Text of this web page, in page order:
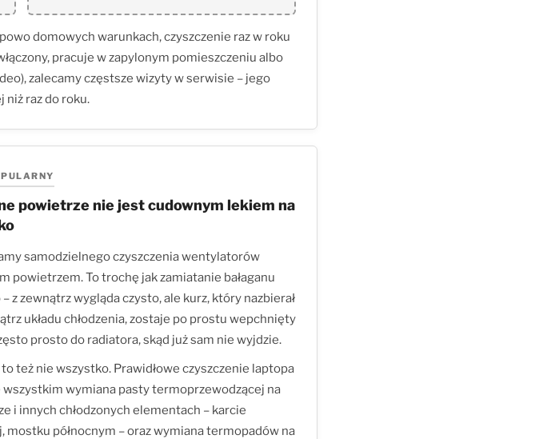
domowych warunkach, czyszczenie raz w roku
pracuje w zapylonym pomieszczeniu albo
zalecamy częstsze wizyty w serwisie – jego
niż raz do roku.
powietrze nie jest cudownym lekiem na
samodzielnego czyszczenia wentylatorów
powietrzem. To trochę jak zamiatanie bałaganu
– z zewnątrz wygląda czysto, ale kurz, który nazbierał
układu chłodzenia, zostaje po prostu wepchnięty
prosto do radiatora, skąd już sam nie wyjdzie.
też nie wszystko. Prawidłowe czyszczenie laptopa
wszystkim wymiana pasty termoprzewodzącej na
i innych chłodzonych elementach – karcie
mostku północnym – oraz wymiana termopadów na